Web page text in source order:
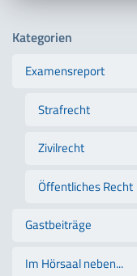
Kategorien
Examensreport
Strafrecht
Zivilrecht
Öffentliches Recht
Gastbeiträge
Im Hörsaal neben...